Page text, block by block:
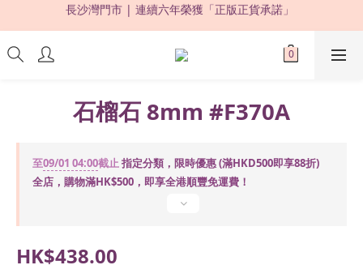
限時優惠：購買滿 HKD500，即享 88 折 !
限時優惠：購買滿 HKD500，即享 88 折 !
石榴石 8mm #F370A
至09/01 04:00截止指定分類，限時優惠 (滿HKD500即享88折)
全店，購物滿HK$500，即享全港順豐免運費！
HK$438.00